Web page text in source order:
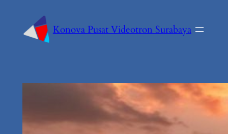
Konova Pusat Videotron Surabaya